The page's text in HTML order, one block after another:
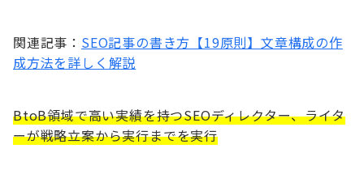
関連記事： SEO記事の書き方【19原則】文章構成の作
成方法を詳しく解説
BtoB領域で高い実績を持つSEOディレクター、ライタ
ーが戦略立案から実行までを実行